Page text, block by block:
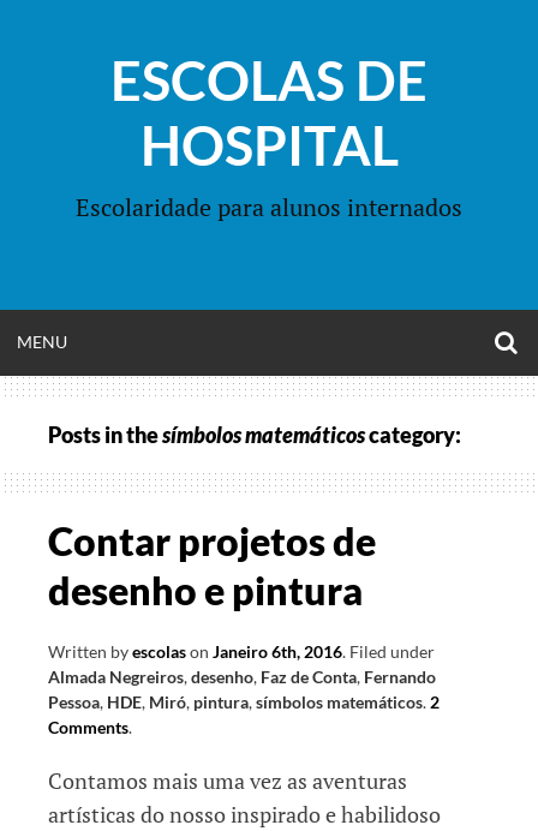
ESCOLAS DE
HOSPITAL
Escolaridade para alunos internados
MENU
MENU
Posts in thesímbolos matemáticoscategory:
Contar projetos de
desenho e pintura
Written byescolason Janeiro 6th, 2016. Filed under
Almada Negreiros,desenho, Faz de Conta, Fernando
Pessoa, HDE, Miró, pintura,símbolos matemáticos. 2
Comments.
Contamos mais uma vez as aventuras
artísticas do nosso inspirado e habilidoso